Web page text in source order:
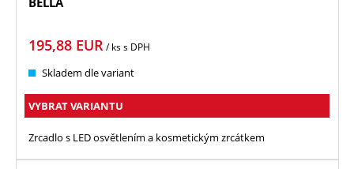
195,88 EUR / kss DPH
Skladem dle variant
VYBRAT VARIANTU
Zrcadlo s LED osvětlením a kosmetickým zrcátkem